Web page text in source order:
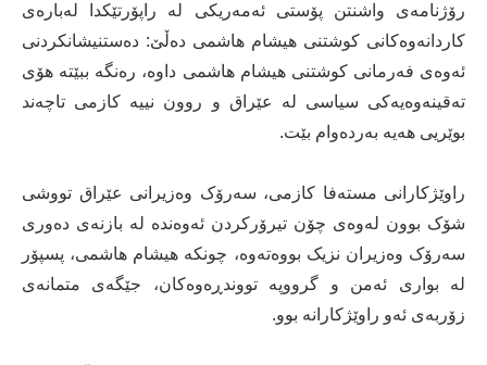
رۆژنامەی واشنتن پۆستی ئەمەریکی لە راپۆرتێکدا لەبارەی
کاردانەوەکانی کوشتنی هیشام هاشمی دەڵێ: دەستنیشانکردنی
ئەوەی فەرمانی کوشتنی هیشام هاشمی داوە، رەنگە ببێتە هۆی
تەقینەوەیەکی سیاسی لە عێراق و روون نییە کازمی تاچەند
بوێریی هەیە بەردەوام بێت.
راوێژکارانی مستەفا کازمی، سەرۆک وەزیرانی عێراق تووشی
شۆک بوون لەوەی چۆن تیرۆرکردن ئەوەندە لە بازنەی دەوری
سەرۆک وەزیران نزیک بووەتەوە، چونکە هیشام هاشمی، پسپۆر
لە بواری ئەمن و گرووپە تووندڕەوەکان، جێگەی متمانەی
زۆربەی ئەو راوێژکارانە بوو.